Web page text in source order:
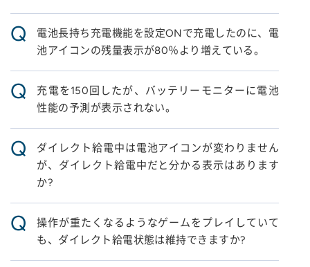
Q
電池長持ち充電機能を設定ONで充電したのに、電
池アイコンの残量表示が80％より増えている。
Q
充電を150回したが、バッテリーモニターに電池
性能の予測が表示されない。
Q
ダイレクト給電中は電池アイコンが変わりません
が、ダイレクト給電中だと分かる表示はあります
か?
Q
操作が重たくなるようなゲームをプレイしていて
も、ダイレクト給電状態は維持できますか?